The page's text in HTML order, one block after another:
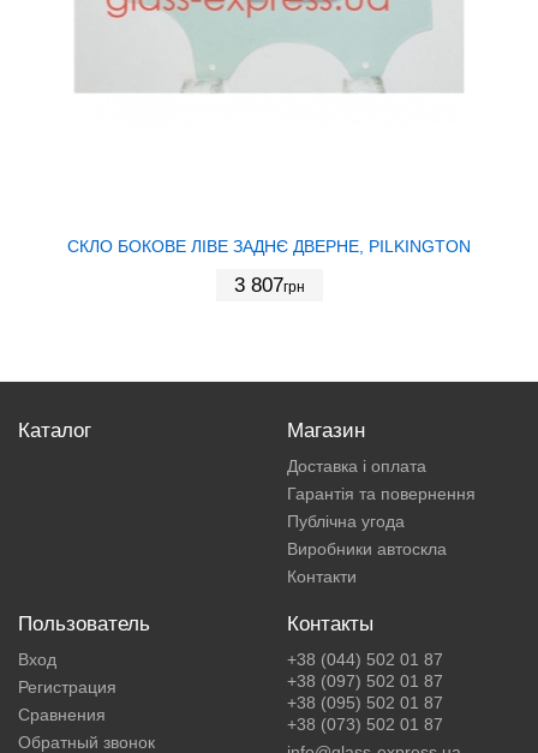
СКЛО БОКОВЕ ЛІВЕ ЗАДНЄ ДВЕРНЕ, PILKINGTON
3 807грн
Каталог Магазин
Доставка і оплата
Гарантія та повернення
Публічна угода
Виробники автоскла
Контакти
Пользователь
Вход
Регистрация
Сравнения
Обратный звонок
Контакты
+38 (044) 502 01 87
+38 (097) 502 01 87
+38 (095) 502 01 87
+38 (073) 502 01 87